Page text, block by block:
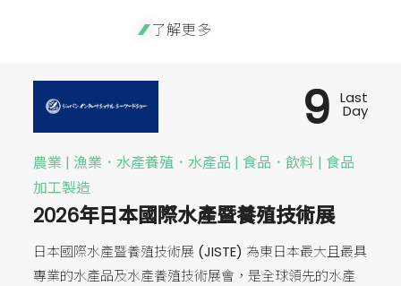
了解更多
農業 | 漁業．水產養殖．水產品 | 食品．飲料 | 食品
加工製造
2026年日本國際水產暨養殖技術展
日本國際水產暨養殖技術展 (JISTE) 為東日本最大且最具
專業的水產品及水產養殖技術展會，是全球領先的水產
9 Last
Day